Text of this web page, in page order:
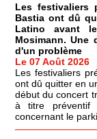
Les festivaliers
Bastia ont dû
Latino avant
Mosimann.
d'un problème
Le 07 Août 2026
Les festivaliers
ont dû quitter en
début du concert
à titre préventif
concernant le